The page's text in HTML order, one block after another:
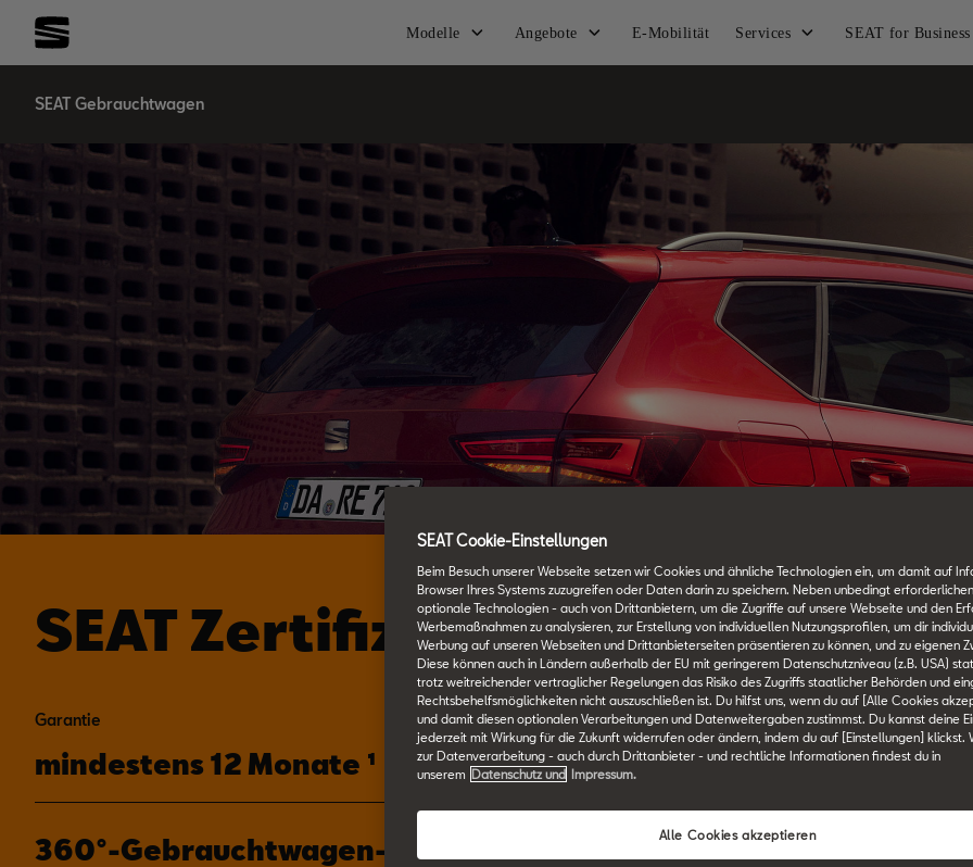
Modelle Angebote E-Mobilität Services SEAT for Business
SEAT Gebrauchtwagen
SEAT Zertifizierte
Garantie
mindestens 12 Monate ¹
Flexibles
Leasingangebot
360°-Gebrauchtwagen-
SEAT Cookie-Einstellungen
Beim Besuch unserer Webseite setzen wir Cookies und ähnliche Technologien ein, um damit auf
Browser Ihres Systems zuzugreifen oder Daten darin zu speichern. Neben unbedingt
optionale Technologien - auch von Drittanbietern, um die Zugriffe auf unsere Webseite und den
Werbemaßnahmen zu analysieren, zur Erstellung von individuellen Nutzungsprofilen, um dir
Werbung auf unseren Webseiten und Drittanbieterseiten präsentieren zu können, und zu eigenen
Diese können auch in Ländern außerhalb der EU mit geringerem Datenschutzniveau (z.B. USA)
trotz weitreichender vertraglicher Regelungen das Risiko des Zugriffs staatlicher Behörden und
Rechtsbehelfsmöglichkeiten nicht auszuschließen ist. Du hilfst uns, wenn du auf [Alle Cookies
und damit diesen optionalen Verarbeitungen und Datenweitergaben zustimmst. Du kannst deine
jederzeit mit Wirkung für die Zukunft widerrufen oder ändern, indem du auf [Einstellungen] klickst.
zur Datenverarbeitung - auch durch Drittanbieter - und rechtliche Informationen findest du in
unserem Datenschutz und Impressum.
Alle Cookies akzeptieren